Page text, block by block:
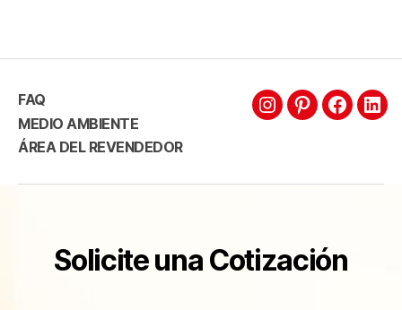
FAQ
MEDIO AMBIENTE
ÁREA DEL REVENDEDOR
Solicite una Cotización